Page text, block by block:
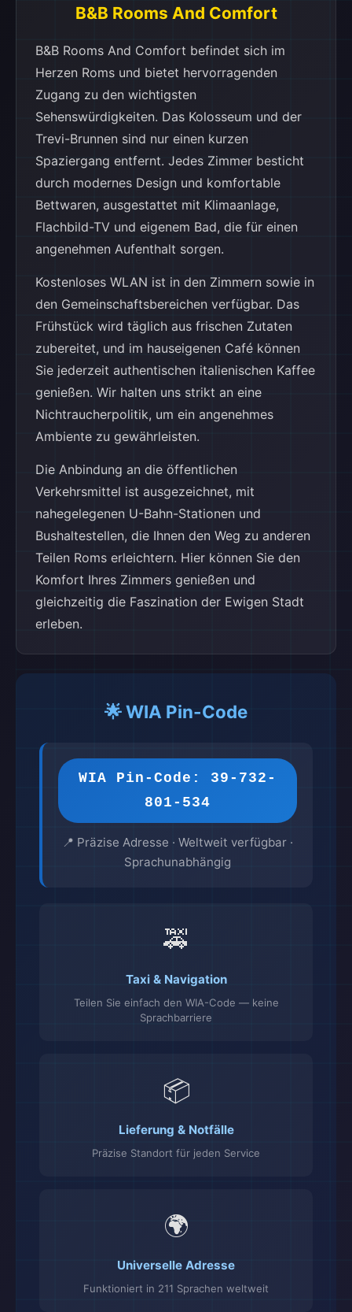
B&B Rooms And Comfort
B&B Rooms And Comfort befindet sich im
Herzen Roms und bietet hervorragenden
Zugang zu den wichtigsten
Sehenswürdigkeiten. Das Kolosseum und der
Trevi-Brunnen sind nur einen kurzen
Spaziergang entfernt. Jedes Zimmer besticht
durch modernes Design und komfortable
Bettwaren, ausgestattet mit Klimaanlage,
Flachbild-TV und eigenem Bad, die für einen
angenehmen Aufenthalt sorgen.
Kostenloses WLAN ist in den Zimmern sowie in
den Gemeinschaftsbereichen verfügbar. Das
Frühstück wird täglich aus frischen Zutaten
zubereitet, und im hauseigenen Café können
Sie jederzeit authentischen italienischen Kaffee
genießen. Wir halten uns strikt an eine
Nichtraucherpolitik, um ein angenehmes
Ambiente zu gewährleisten.
Die Anbindung an die öffentlichen
Verkehrsmittel ist ausgezeichnet, mit
nahegelegenen U-Bahn-Stationen und
Bushaltestellen, die Ihnen den Weg zu anderen
Teilen Roms erleichtern. Hier können Sie den
Komfort Ihres Zimmers genießen und
gleichzeitig die Faszination der Ewigen Stadt
erleben.
🌟 WIA Pin-Code
WIA Pin-Code: 39-732-
801-534
📍 Präzise Adresse · Weltweit verfügbar ·
Sprachunabhängig
🚕
Taxi & Navigation
Teilen Sie einfach den WIA-Code — keine
Sprachbarriere
📦
Lieferung & Notfälle
Präzise Standort für jeden Service
🌍
Universelle Adresse
Funktioniert in 211 Sprachen weltweit